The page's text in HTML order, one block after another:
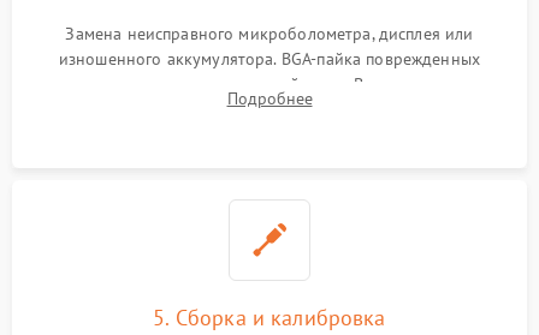
Замена неисправного микроболометра, дисплея или
изношенного аккумулятора. BGA-пайка поврежденных
контроллеров на материнской плате. Восстановление
разъемов и кнопок, замена поврежденных элементов
Подробнее
5. Сборка и калибровка